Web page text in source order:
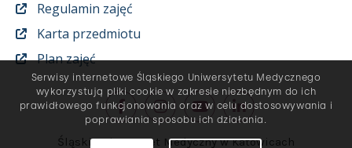
Regulamin zajęć
Karta przedmiotu
Plan zajęć
Śląski Uniwersytet Medyczny w Katowicach
Serwisy internetowe Śląskiego Uniwersytetu Medycznego
wykorzystują pliki cookie w zakresie niezbędnym do ich
prawidłowego funkcjonowania oraz w celu dostosowywania i
poprawiania sposobu ich działania.